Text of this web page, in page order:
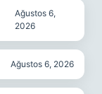
Ağustos 6,
2026
Ağustos 6, 2026